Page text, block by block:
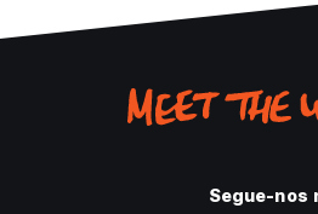
Segue-nos